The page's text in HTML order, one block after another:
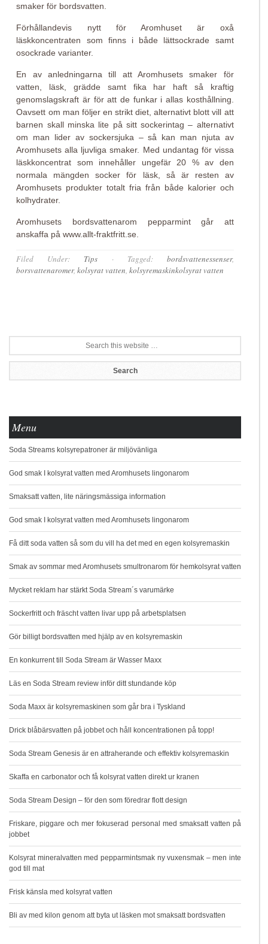
smaker för bordsvatten.
Förhållandevis nytt för Aromhuset är oxå
läskkoncentraten som finns i både lättsockrade samt
osockrade varianter.
En av anledningarna till att Aromhusets smaker för
vatten, läsk, grädde samt fika har haft så kraftig
genomslagskraft är för att de funkar i allas kosthållning.
Oavsett om man följer en strikt diet, alternativt blott vill att
barnen skall minska lite på sitt sockerintag – alternativt
om man lider av sockersjuka – så kan man njuta av
Aromhusets alla ljuvliga smaker. Med undantag för vissa
läskkoncentrat som innehåller ungefär 20 % av den
normala mängden socker för läsk, så är resten av
Aromhusets produkter totalt fria från både kalorier och
kolhydrater.
Aromhusets bordsvattenarom pepparmint går att
anskaffa på www.allt-fraktfritt.se.
Filed Under: Tips · Tagged: bordsvattenessenser,
borsvattenaromer,kolsyrat vatten,kolsyremaskinkolsyrat vatten
Menu
Soda Streams kolsyrepatroner är miljövänliga
God smak I kolsyrat vatten med Aromhusets lingonarom
Smaksatt vatten, lite näringsmässiga information
God smak I kolsyrat vatten med Aromhusets lingonarom
Få ditt soda vatten så som du vill ha det med en egen kolsyremaskin
Smak av sommar med Aromhusets smultronarom för hemkolsyrat vatten
Mycket reklam har stärkt Soda Stream´s varumärke
Sockerfritt och fräscht vatten livar upp på arbetsplatsen
Gör billigt bordsvatten med hjälp av en kolsyremaskin
En konkurrent till Soda Stream är Wasser Maxx
Läs en Soda Stream review inför ditt stundande köp
Soda Maxx är kolsyremaskinen som går bra i Tyskland
Drick blåbärsvatten på jobbet och håll koncentrationen på topp!
Soda Stream Genesis är en attraherande och effektiv kolsyremaskin
Skaffa en carbonator och få kolsyrat vatten direkt ur kranen
Soda Stream Design – för den som föredrar flott design
Friskare, piggare och mer fokuserad personal med smaksatt vatten på
jobbet
Kolsyrat mineralvatten med pepparmintsmak ny vuxensmak – men inte
god till mat
Frisk känsla med kolsyrat vatten
Bli av med kilon genom att byta ut läsken mot smaksatt bordsvatten